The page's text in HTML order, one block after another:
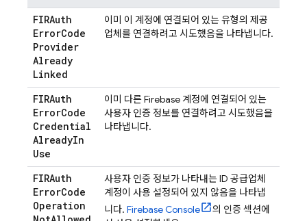
FIRAuth
ErrorCode
Provider
Already
Linked
이미 이 계정에 연결되어 있는 유형의 제공
업체를 연결하려고 시도했음을 나타냅니다.
FIRAuth
ErrorCode
Credential
AlreadyIn
Use
이미 다른 Firebase 계정에 연결되어 있는
사용자 인증 정보를 연결하려고 시도했음을
나타냅니다.
FIRAuth
ErrorCode
Operation
사용자 인증 정보가 나타내는 ID 공급업체
계정이 사용 설정되어 있지 않음을 나타냅
니다. FirebaseConsole
의 인증 섹션에